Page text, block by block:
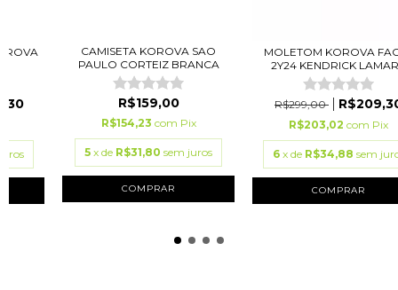
CAMISETA KOROVA SAO
PAULO CORTEIZ BRANCA
R$159,00
R$154,23 com Pix
5 x de R$31,80 sem juros
COMPRAR
MOLETOM KOROVA
2Y24 KENDRICK
R$299,00
R$203,02 com Pix
6 x de R$34,88 sem
COMPRAR